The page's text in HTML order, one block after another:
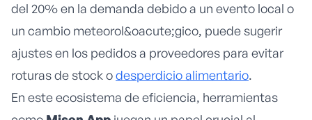
del 20% en la demanda debido a un evento local o
un cambio meteorol&oacute;gico, puede sugerir
ajustes en los pedidos a proveedores para evitar
roturas de stock odesperdicio alimentario.
En este ecosistema de eficiencia, herramientas